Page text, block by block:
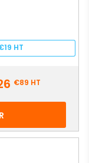
HT
€89 HT